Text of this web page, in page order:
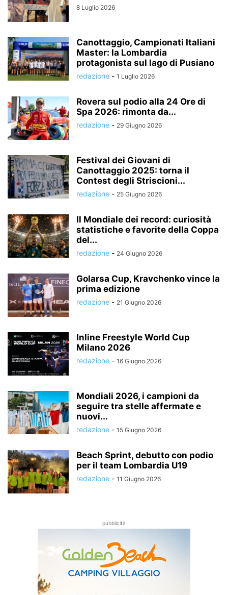
8 Luglio 2026
Canottaggio, Campionati Italiani
Master: la Lombardia
protagonista sul lago di Pusiano
redazione - 1 Luglio 2026
Rovera sul podio alla 24 Ore di
Spa 2026: rimonta da...
redazione - 29 Giugno 2026
Festival dei Giovani di
Canottaggio 2025: torna il
Contest degli Striscioni...
redazione - 25 Giugno 2026
Il Mondiale dei record: curiosità
statistiche e favorite della Coppa
del...
redazione - 24 Giugno 2026
Golarsa Cup, Kravchenko vince la
prima edizione
redazione - 21 Giugno 2026
Inline Freestyle World Cup
Milano 2026
redazione - 16 Giugno 2026
Mondiali 2026, i campioni da
seguire tra stelle affermate e
nuovi...
redazione - 15 Giugno 2026
Beach Sprint, debutto con podio
per il team Lombardia U19
redazione - 11 Giugno 2026
pubblicità